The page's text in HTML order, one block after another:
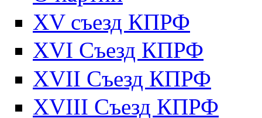
XV съезд КПРФ
XVI Съезд КПРФ
XVII Cъезд КПРФ
XVIII Cъезд КПРФ